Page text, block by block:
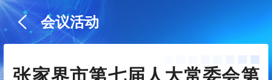
会议活动
张家界市第七届人大常委会第